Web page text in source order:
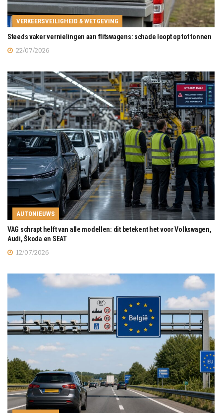
VERKEERSVEILIGHEID & WETGEVING
Steeds vaker vernielingen aan flitswagens: schade loopt op tot tonnen
22/07/2026
AUTONIEUWS
VAG schrapt helft van alle modellen: dit betekent het voor Volkswagen,
Audi, Škoda en SEAT
12/07/2026